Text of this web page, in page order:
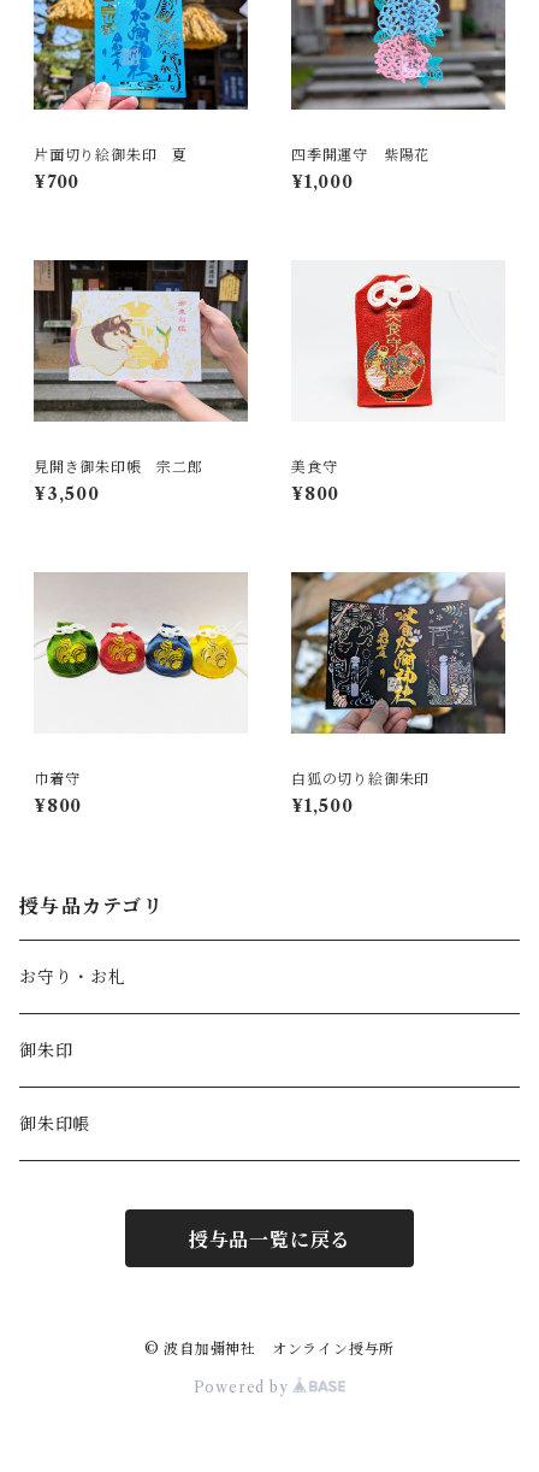
片面切り絵御朱印 夏
¥700
四季開運守 紫陽花
¥1,000
見開き御朱印帳 宗二郎
¥3,500
美食守
¥800
巾着守
¥800
白狐の切り絵御朱印
¥1,500
授与品カテゴリ
お守り・お札
御朱印
御朱印帳
授与品一覧に戻る
© 波自加彌神社 オンライン授与所
Powered by